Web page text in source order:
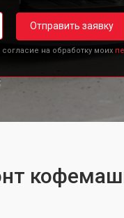
Отправить заявку
на обработку моих